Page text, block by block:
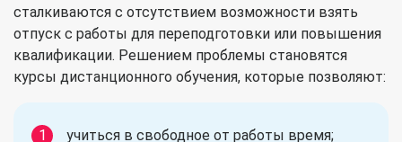
сталкиваются с отсутствием возможности взять
отпуск с работы для переподготовки или повышения
квалификации. Решением проблемы становятся
курсы дистанционного обучения, которые позволяют:
учиться в свободное от работы время;